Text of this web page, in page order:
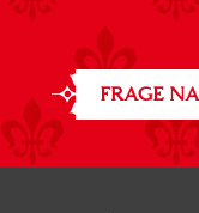
FRAGE